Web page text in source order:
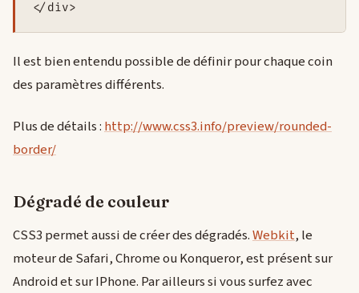
Il est bien entendu possible de définir pour chaque coin
des paramètres différents.
Plus de détails :http://www.css3.info/preview/rounded-
border/
Dégradé de couleur
CSS3 permet aussi de créer des dégradés.Webkit, le
moteur de Safari, Chrome ou Konqueror, est présent sur
Android et sur IPhone. Par ailleurs si vous surfez avec